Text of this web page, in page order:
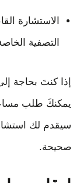
الاستشارة
التصفية
إذا كنتَ بحاجة
يمكنكَ طلب
سيقدم لك
صحيحة.